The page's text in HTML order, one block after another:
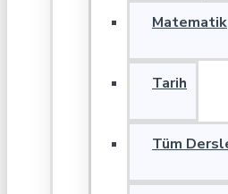
Matematik
Tarih
Tüm